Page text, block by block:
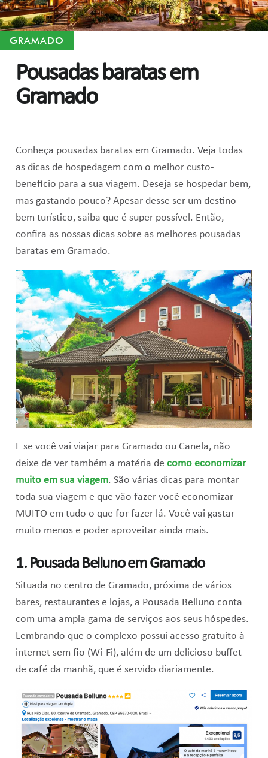
GRAMADO
Pousadas baratas em
Gramado
Conheça pousadas baratas em Gramado. Veja todas
as dicas de hospedagem com o melhor custo-
benefício para a sua viagem. Deseja se hospedar bem,
mas gastando pouco? Apesar desse ser um destino
bem turístico, saiba que é super possível. Então,
confira as nossas dicas sobre as melhores pousadas
baratas em Gramado.
E se você vai viajar para Gramado ou Canela, não
deixe de ver também a matéria de como economizar
muito em sua viagem. São várias dicas para montar
toda sua viagem e que vão fazer você economizar
MUITO em tudo o que for fazer lá. Você vai gastar
muito menos e poder aproveitar ainda mais.
1. Pousada Belluno em Gramado
Situada no centro de Gramado, próxima de vários
bares, restaurantes e lojas, a Pousada Belluno conta
com uma ampla gama de serviços aos seus hóspedes.
Lembrando que o complexo possui acesso gratuito à
internet sem fio (Wi-Fi), além de um delicioso buffet
de café da manhã, que é servido diariamente.